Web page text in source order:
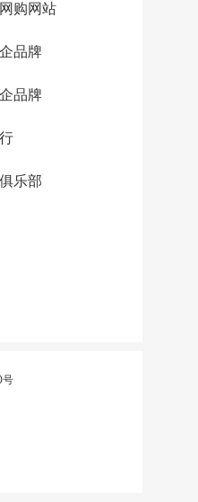
购网站
品牌
品牌
乐部
号